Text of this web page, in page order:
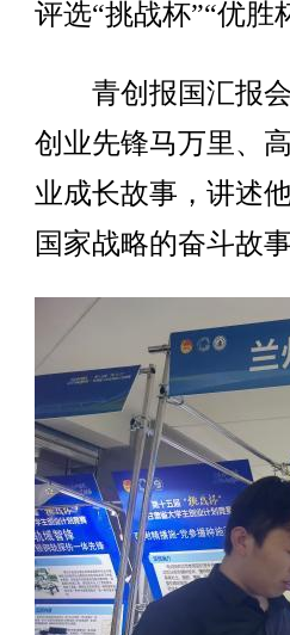
评选“挑战杯”“优胜
青创报国汇报会
创业先锋马万里、
业成长故事，讲述
国家战略的奋斗故事